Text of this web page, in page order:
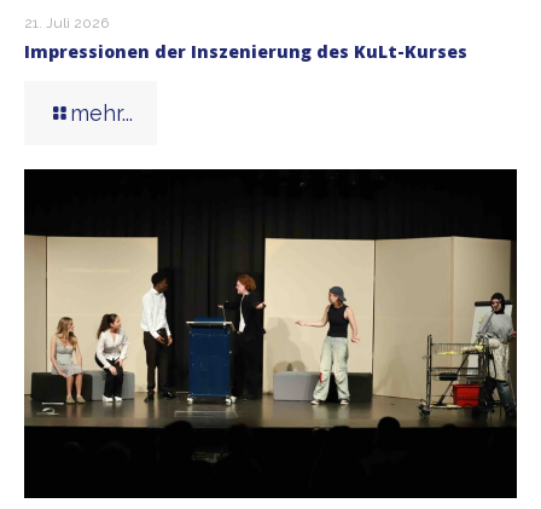
21. Juli 2026
Impressionen der Inszenierung des KuLt-Kurses
mehr...